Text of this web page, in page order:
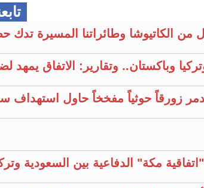
من الكاتيوشا وطائراتنا المسيرة تدك
وباكستان.. وتقارير: الاتفاق يمهد
زورقاً حوثياً مفخخاً حاول استهداف
مكة" الدفاعية بين السعودية